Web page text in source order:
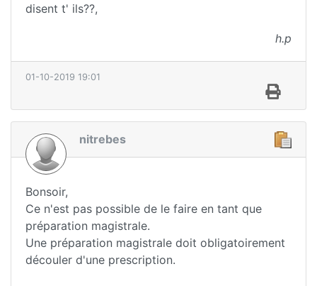
disent t' ils??,
h.p
01-10-2019 19:01
nitrebes
Bonsoir,
Ce n'est pas possible de le faire en tant que
préparation magistrale.
Une préparation magistrale doit obligatoirement
découler d'une prescription.